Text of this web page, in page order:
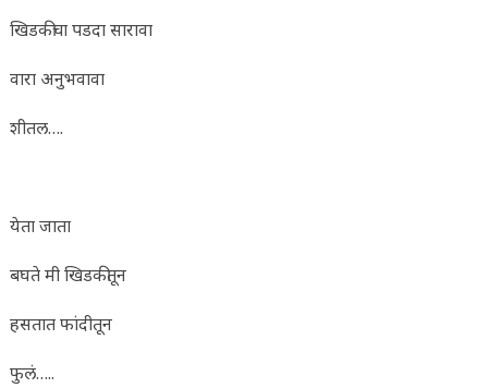
खिडकीचा पडदा सारावा
वारा अनुभवावा
शीतल….
येता जाता
बघते मी खिडकीतून
हसतात फांदीतून
फुलं…..